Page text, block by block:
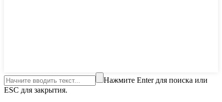
Нажмите Enter для поиска или
ESC для закрытия.